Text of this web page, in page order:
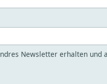
Newsletter erhalten und